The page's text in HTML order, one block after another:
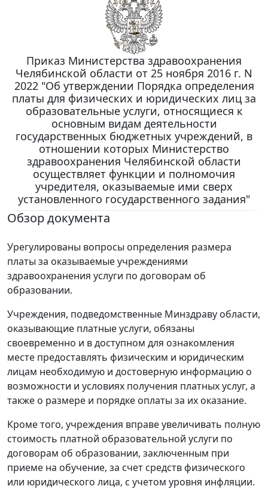
Приказ Министерства здравоохранения
Челябинской области от 25 ноября 2016 г. N
2022 "Об утверждении Порядка определения
платы для физических и юридических лиц за
образовательные услуги, относящиеся к
основным видам деятельности
государственных бюджетных учреждений, в
отношении которых Министерство
здравоохранения Челябинской области
осуществляет функции и полномочия
учредителя, оказываемые ими сверх
установленного государственного задания"
Обзор документа
Урегулированы вопросы определения размера
платы за оказываемые учреждениями
здравоохранения услуги по договорам об
образовании.
Учреждения, подведомственные Минздраву области,
оказывающие платные услуги, обязаны
своевременно и в доступном для ознакомления
месте предоставлять физическим и юридическим
лицам необходимую и достоверную информацию о
возможности и условиях получения платных услуг, а
также о размере и порядке оплаты за их оказание.
Кроме того, учреждения вправе увеличивать полную
стоимость платной образовательной услуги по
договорам об образовании, заключенным при
приеме на обучение, за счет средств физического
или юридического лица, с учетом уровня инфляции.